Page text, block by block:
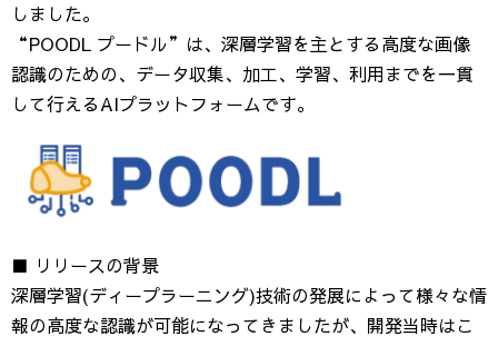
しました。
“POODL プードル”は、深層学習を主とする高度な画像
認識のための、データ収集、加工、学習、利用までを一貫
して行えるAIプラットフォームです。
■ リリースの背景
深層学習(ディープラーニング)技術の発展によって様々な情
報の高度な認識が可能になってきましたが、開発当時はこ